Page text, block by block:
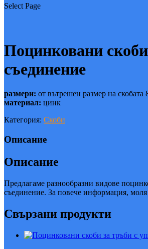
Select Page
Поцинковани
съединение
размери: от вътрешен размер на скобата
материал: цинк
Категория: Скоби
Описание
Описание
Предлагаме разнообразни видове
съединение. За повече информация, моля
Свързани продукти